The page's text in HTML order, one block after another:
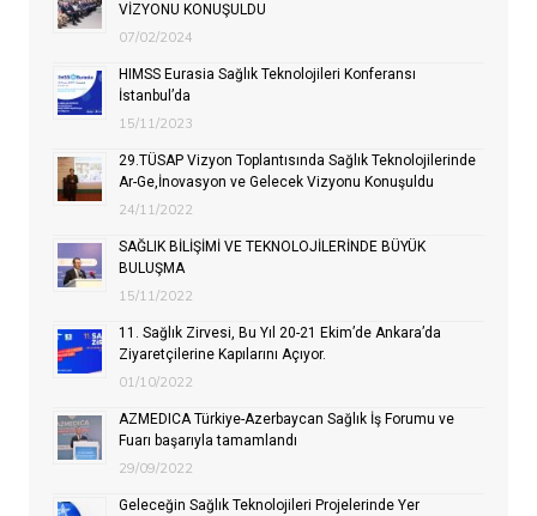
VİZYONU KONUŞULDU
07/02/2024
HIMSS Eurasia Sağlık Teknolojileri Konferansı
İstanbul’da
15/11/2023
29.TÜSAP Vizyon Toplantısında Sağlık Teknolojilerinde
Ar-Ge,İnovasyon ve Gelecek Vizyonu Konuşuldu
24/11/2022
SAĞLIK BİLİŞİMİ VE TEKNOLOJİLERİNDE BÜYÜK
BULUŞMA
15/11/2022
11. Sağlık Zirvesi, Bu Yıl 20-21 Ekim’de Ankara’da
Ziyaretçilerine Kapılarını Açıyor.
01/10/2022
AZMEDICA Türkiye-Azerbaycan Sağlık İş Forumu ve
Fuarı başarıyla tamamlandı
29/09/2022
Geleceğin Sağlık Teknolojileri Projelerinde Yer